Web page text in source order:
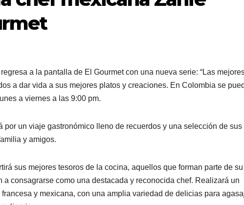
a la pantalla de El Gourmet con una nueva serie: “Las
a dar vida a sus mejores platos y creaciones. En Colombia se
a viernes a las 9:00 pm.
por un viaje gastronómico lleno de recuerdos y una selección de sus
y amigos.
sus mejores tesoros de la cocina, aquellos que forman parte de su
consagrarse como una destacada y reconocida chef. Realizará un
y mexicana, con una amplia variedad de delicias para